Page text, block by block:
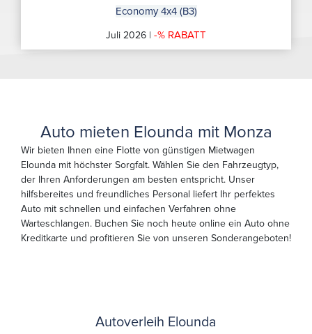
Economy 4x4 (B3)
Juli 2026 | -% RABATT
Auto mieten Elounda mit Monza
Wir bieten Ihnen eine Flotte von günstigen Mietwagen
Elounda mit höchster Sorgfalt. Wählen Sie den Fahrzeugtyp,
der Ihren Anforderungen am besten entspricht. Unser
hilfsbereites und freundliches Personal liefert Ihr perfektes
Auto mit schnellen und einfachen Verfahren ohne
Warteschlangen. Buchen Sie noch heute online ein Auto ohne
Kreditkarte und profitieren Sie von unseren Sonderangeboten!
Autoverleih Elounda